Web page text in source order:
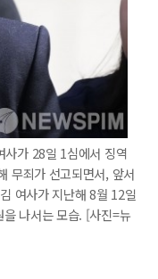
사가 28일 1심에서 징역
무죄가 선고되면서, 앞서
여사가 지난해 8월 12일
나서는 모습. [사진=뉴